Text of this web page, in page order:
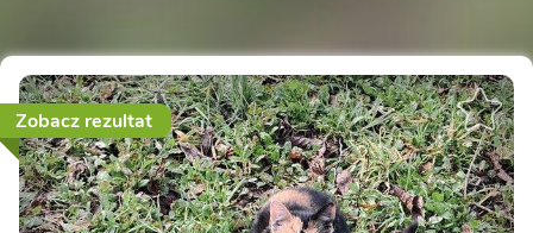
Zobacz rezultat